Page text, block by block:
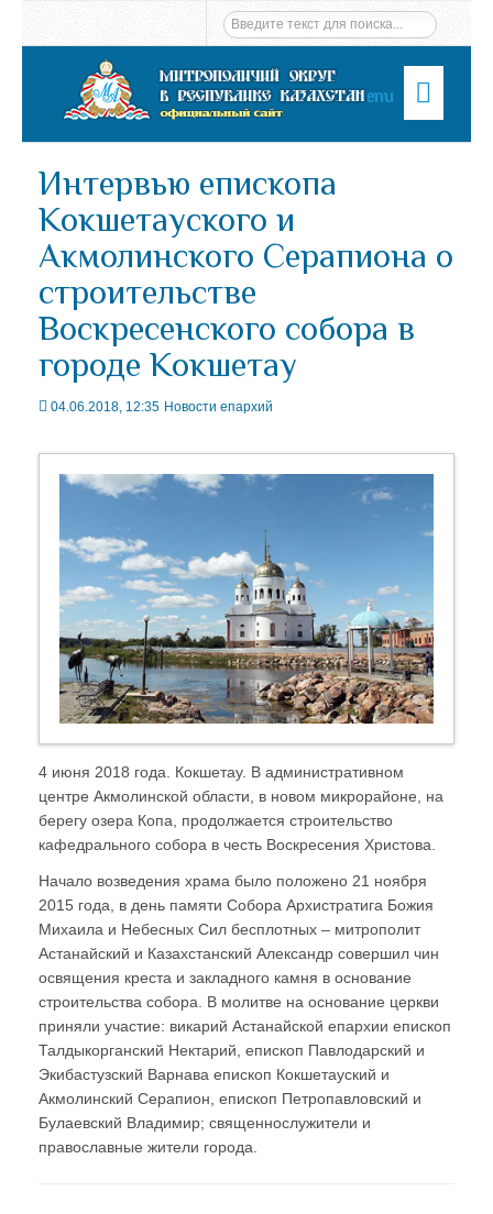
Menu
Интервью епископа
Кокшетауского и
Акмолинского Серапиона о
строительстве
Воскресенского собора в
городе Кокшетау
04.06.2018, 12:35 Новости епархий
4 июня 2018 года. Кокшетау. В административном
центре Акмолинской области, в новом микрорайоне, на
берегу озера Копа, продолжается строительство
кафедрального собора в честь Воскресения Христова.
Начало возведения храма было положено 21 ноября
2015 года, в день памяти Собора Архистратига Божия
Михаила и Небесных Сил бесплотных – митрополит
Астанайский и Казахстанский Александр совершил чин
освящения креста и закладного камня в основание
строительства собора. В молитве на основание церкви
приняли участие: викарий Астанайской епархии епископ
Талдыкорганский Нектарий, епископ Павлодарский и
Экибастузский Варнава епископ Кокшетауский и
Акмолинский Серапион, епископ Петропавловский и
Булаевский Владимир; священнослужители и
православные жители города.